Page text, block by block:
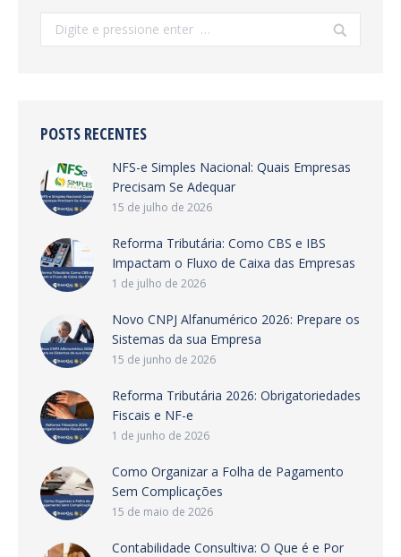
Search:
POSTS RECENTES
NFS-e Simples Nacional: Quais Empresas
Precisam Se Adequar
15 de julho de 2026
Reforma Tributária: Como CBS e IBS
Impactam o Fluxo de Caixa das Empresas
1 de julho de 2026
Novo CNPJ Alfanumérico 2026: Prepare os
Sistemas da sua Empresa
15 de junho de 2026
Reforma Tributária 2026: Obrigatoriedades
Fiscais e NF-e
1 de junho de 2026
Como Organizar a Folha de Pagamento
Sem Complicações
15 de maio de 2026
Contabilidade Consultiva: O Que é e Por